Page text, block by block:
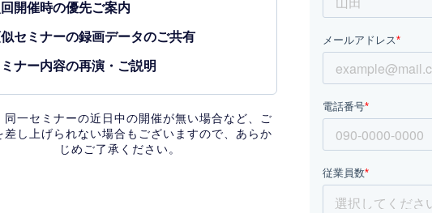
開催時の優先ご案内
セミナーの録画データのご共有
ナー内容の再演・ご説明
同一セミナーの近日中の開催が無い場合など、ご
差し上げられない場合もございますので、あらか
じめご了承ください。